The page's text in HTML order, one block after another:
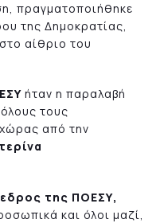
πραγματοποιήθηκε
της Δημοκρατίας,
αίθριο του
ήταν η παραλαβή
τους
χώρας από την
της ΠΟΕΣΥ,
και όλοι μαζί,